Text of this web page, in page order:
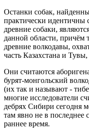
Останки собак,
практически идентичны
древние собаки,
данной области, причём
древние волкодавы,
часть Казахстана и
Они считаются
бурят-монгольский
(их так и называют -
многие исследователи
дебрях Сибири сегодня
там явно не в последнее
раннее время.